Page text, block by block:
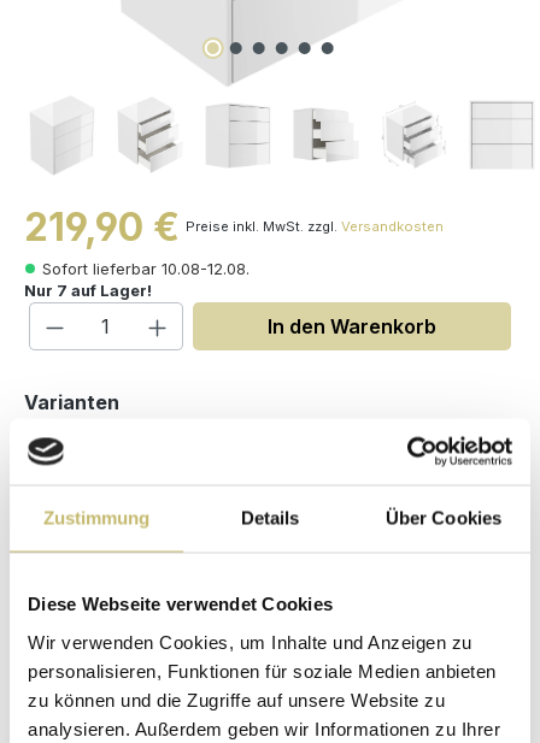
Zustimmung Details Über Cookies
Diese Webseite verwendet Cookies
Wir verwenden Cookies, um Inhalte und Anzeigen zu
personalisieren, Funktionen für soziale Medien anbieten
zu können und die Zugriffe auf unsere Website zu
analysieren. Außerdem geben wir Informationen zu Ihrer
219,90 € Preise inkl. MwSt. zzgl. Versandkosten
Sofort lieferbar 10.08-12.08.
Nur 7 auf Lager!
Produkt Anzahl: Gib den
In den Warenkorb
Varianten
Maße (H/B/T): 70.4 / 60 / 40 cm
Materialien
Herstellerpreis
ohne
Zwischenhändler
Kundenbetreuung
mit bester
Gut verpackt für
beschädigungsfreie